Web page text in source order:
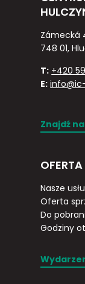
Zámecká
748 01,
T: +420
E:
Znajdź
Nasze
Oferta
Do
Godziny